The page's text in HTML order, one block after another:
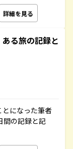
詳細を見る
る旅の記録と
になった筆者
間の記録と記